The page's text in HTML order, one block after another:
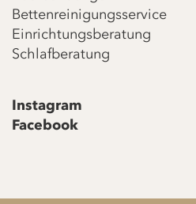
Bettenreinigungsservice
Einrichtungsberatung
Schlafberatung
Instagram
Facebook